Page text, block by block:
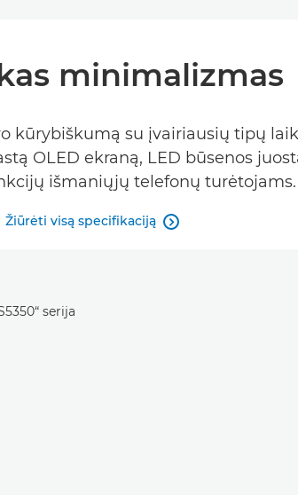
minimalizmas
kūrybiškumą su įvairiausių tipų
OLED ekraną, LED būsenos
išmaniųjų telefonų turėtojams.
Žiūrėti visą specifikaciją 